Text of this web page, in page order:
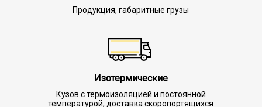
Продукция, габаритные грузы
Изотермические
Кузов с термоизоляцией и постоянной
температурой, доставка скоропортящихся